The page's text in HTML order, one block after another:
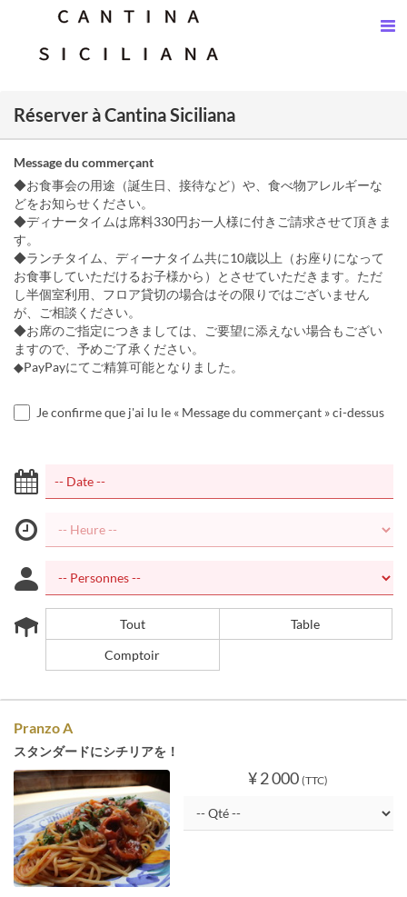
Réserver à Cantina Siciliana
Message du commerçant
◆お食事会の用途（誕生日、接待など）や、食べ物アレルギーな
どをお知らせください。
◆ディナータイムは席料330円お一人様に付きご請求させて頂きま
す。
◆ランチタイム、ディーナタイム共に10歳以上（お座りになって
お食事していただけるお子様から）とさせていただきます。ただ
し半個室利用、フロア貸切の場合はその限りではございません
が、ご相談ください。
◆お席のご指定につきましては、ご要望に添えない場合もござい
ますので、予めご了承ください。
◆PayPayにてご精算可能となりました。
Je confirme que j'ai lu le « Message du commerçant » ci-dessus
Tout
Table
Comptoir
Pranzo A
スタンダードにシチリアを！
¥ 2 000 (TTC)